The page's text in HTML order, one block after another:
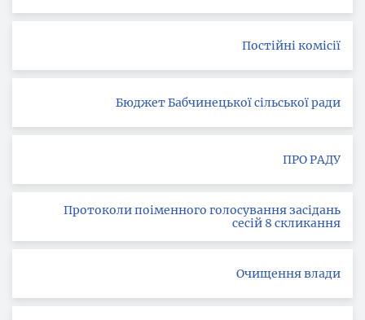
Постійні комісії
Бюджет Бабчинецької сільської ради
ПРО РАДУ
Протоколи поіменного голосування засідань
сесій 8 скликання
Очищення влади